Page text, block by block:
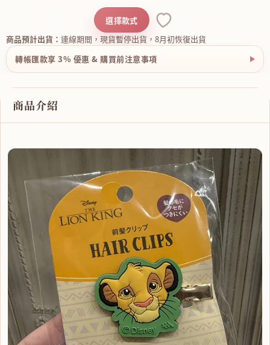
商品預計出貨： 連線期間，現貨暫停出貨，8月初恢復出貨
選擇款式
轉帳匯款享 3% 優惠 & 購買前注意事項
商品介紹